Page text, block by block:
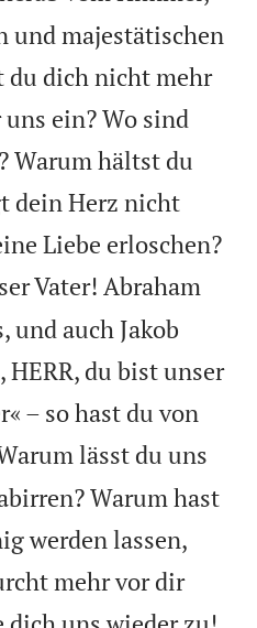
und majestätischen
du dich nicht mehr
ein? Wo sind
Warum hältst du
dein Herz nicht
Liebe erloschen?
Vater! Abraham
und auch Jakob
du bist unser
– so hast du von
lässt du uns
Warum hast
werden lassen,
mehr vor dir